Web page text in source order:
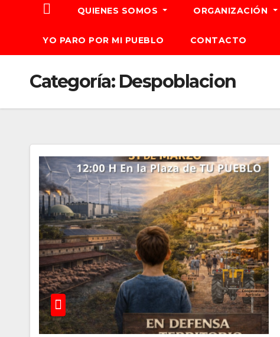
QUIENES SOMOS ORGANIZACIÓN
YO PARO POR MI PUEBLO CONTACTO
Categoría: Despoblacion